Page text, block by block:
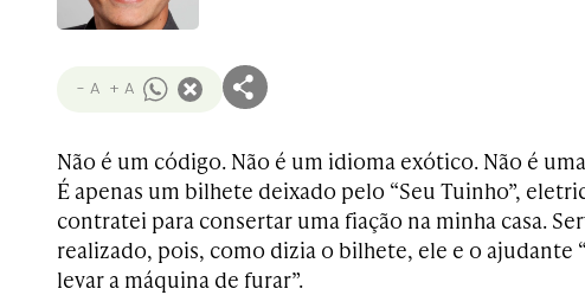
- A + A
Não é um código. Não é um idioma exótico. Não é
É apenas um bilhete deixado pelo “Seu Tuinho”,
contratei para consertar uma fiação na minha casa.
realizado, pois, como dizia o bilhete, ele e o ajudante
levar a máquina de furar”.